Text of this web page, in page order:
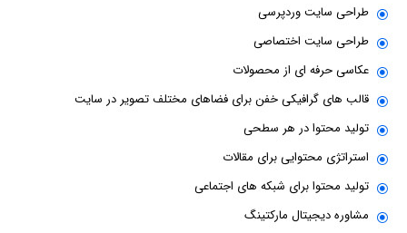
طراحی سایت وردپرسی
طراحی سایت اختصاصی
عکاسی حرفه ای از محصولات
قالب های گرافیکی خفن برای فضاهای مختلف تصویر در سایت
تولید محتوا در هر سطحی
استراتژی محتوایی برای مقالات
تولید محتوا برای شبکه های اجتماعی
مشاوره دیجیتال مارکتینگ